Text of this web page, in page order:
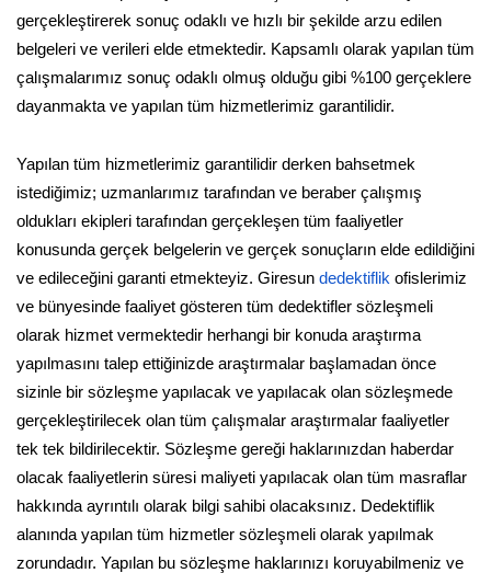
gerçekleştirerek sonuç odaklı ve hızlı bir şekilde arzu edilen
belgeleri ve verileri elde etmektedir. Kapsamlı olarak yapılan tüm
çalışmalarımız sonuç odaklı olmuş olduğu gibi %100 gerçeklere
dayanmakta ve yapılan tüm hizmetlerimiz garantilidir.
Yapılan tüm hizmetlerimiz garantilidir derken bahsetmek
istediğimiz; uzmanlarımız tarafından ve beraber çalışmış
oldukları ekipleri tarafından gerçekleşen tüm faaliyetler
konusunda gerçek belgelerin ve gerçek sonuçların elde edildiğini
ve edileceğini garanti etmekteyiz. Giresun dedektiflik ofislerimiz
ve bünyesinde faaliyet gösteren tüm dedektifler sözleşmeli
olarak hizmet vermektedir herhangi bir konuda araştırma
yapılmasını talep ettiğinizde araştırmalar başlamadan önce
sizinle bir sözleşme yapılacak ve yapılacak olan sözleşmede
gerçekleştirilecek olan tüm çalışmalar araştırmalar faaliyetler
tek tek bildirilecektir. Sözleşme gereği haklarınızdan haberdar
olacak faaliyetlerin süresi maliyeti yapılacak olan tüm masraflar
hakkında ayrıntılı olarak bilgi sahibi olacaksınız. Dedektiflik
alanında yapılan tüm hizmetler sözleşmeli olarak yapılmak
zorundadır. Yapılan bu sözleşme haklarınızı koruyabilmeniz ve